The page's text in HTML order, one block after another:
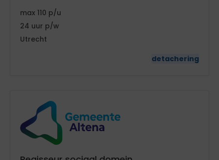
110
24
Utrecht
detachering